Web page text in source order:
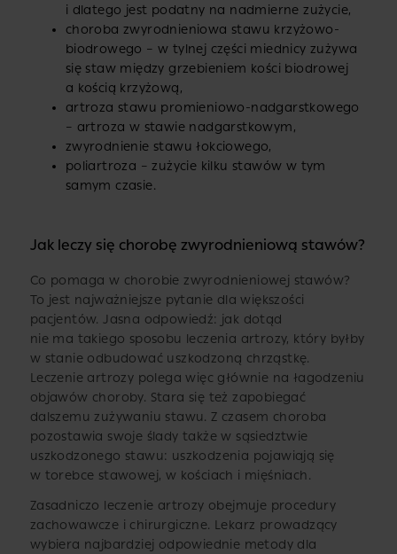
i dlatego jest podatny na nadmierne zużycie,
choroba zwyrodnieniowa stawu krzyżowo-
biodrowego – w tylnej części miednicy zużywa
się staw między grzebieniem kości biodrowej
a kością krzyżową,
artroza stawu promieniowo-nadgarstkowego
– artroza w stawie nadgarstkowym,
zwyrodnienie stawu łokciowego,
poliartroza – zużycie kilku stawów w tym
samym czasie.
Jak leczy się chorobę zwyrodnieniową stawów?
Co pomaga w chorobie zwyrodnieniowej stawów?
To jest najważniejsze pytanie dla większości
pacjentów. Jasna odpowiedź: jak dotąd
nie ma takiego sposobu leczenia artrozy, który byłby
w stanie odbudować uszkodzoną chrząstkę.
Leczenie artrozy polega więc głównie na łagodzeniu
objawów choroby. Stara się też zapobiegać
dalszemu zużywaniu stawu. Z czasem choroba
pozostawia swoje ślady także w sąsiedztwie
uszkodzonego stawu: uszkodzenia pojawiają się
w torebce stawowej, w kościach i mięśniach.
Zasadniczo leczenie artrozy obejmuje procedury
zachowawcze i chirurgiczne. Lekarz prowadzący
wybiera najbardziej odpowiednie metody dla